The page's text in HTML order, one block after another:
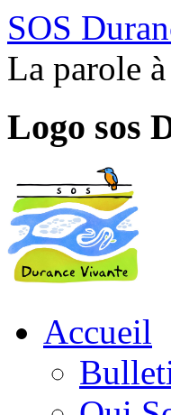
SOS
La parole
Logo sos
Accueil